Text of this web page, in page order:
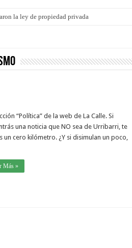
la ley de propiedad privada
niños, niñas y adolescentes que esperan una
“Política” de la web de La Calle. Si
una noticia que NO sea de Urribarri, te
un cero kilómetro. ¿Y si disimulan un poco,
Más »